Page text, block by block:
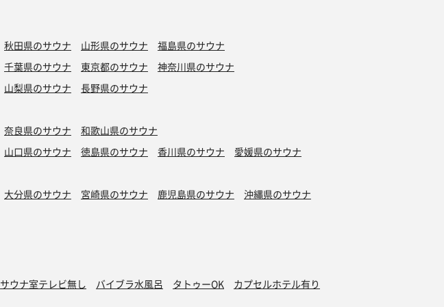
秋田県のサウナ 山形県のサウナ 福島県のサウナ
千葉県のサウナ 東京都のサウナ 神奈川県のサウナ
山梨県のサウナ 長野県のサウナ
奈良県のサウナ 和歌山県のサウナ
山口県のサウナ 徳島県のサウナ 香川県のサウナ
愛媛県のサウナ
大分県のサウナ 宮崎県のサウナ 鹿児島県のサウナ 沖縄県のサウナ
サウナ室テレビ無し バイブラ水風呂 タトゥーOK
カプセルホテル有り